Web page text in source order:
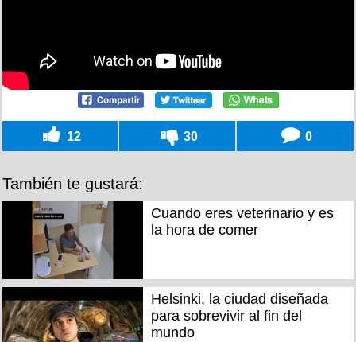
12 30 0
También te gustará:
Cuando eres veterinario y es
la hora de comer
Helsinki, la ciudad diseñada
para sobrevivir al fin del
mundo